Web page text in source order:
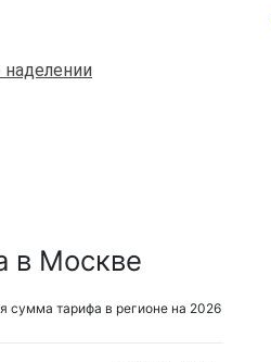
наделении
в Москве
сумма тарифа в регионе на 2026